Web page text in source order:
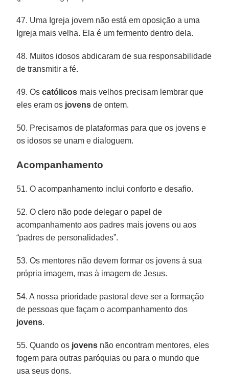
47. Uma Igreja jovem não está em oposição a uma
Igreja mais velha. Ela é um fermento dentro dela.
48. Muitos idosos abdicaram de sua responsabilidade
de transmitir a fé.
49. Oscatólicos mais velhos precisam lembrar que
eles eram os jovens de ontem.
50. Precisamos de plataformas para que os jovens e
os idosos se unam e dialoguem.
Acompanhamento
51. O acompanhamento inclui conforto e desafio.
52. O clero não pode delegar o papel de
acompanhamento aos padres mais jovens ou aos
“padres de personalidades”.
53. Os mentores não devem formar os jovens à sua
própria imagem, mas à imagem de Jesus.
54. A nossa prioridade pastoral deve ser a formação
de pessoas que façam o acompanhamento dos
jovens.
55. Quando os jovens não encontram mentores, eles
fogem para outras paróquias ou para o mundo que
usa seus dons.